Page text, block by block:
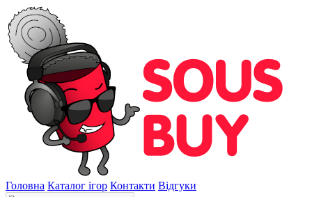
Головна Каталог ігор Контакти Відгуки